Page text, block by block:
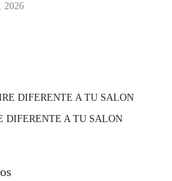
2026
DIFERENTE A TU SALON
DIFERENTE A TU SALON